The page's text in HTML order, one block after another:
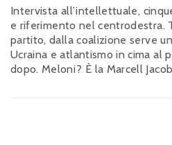
Intervista all’intellettuale,
e riferimento nel centrodestra.
partito, dalla coalizione serve
Ucraina e atlantismo in cima al
dopo. Meloni? È la Marcell